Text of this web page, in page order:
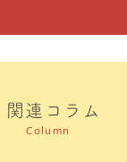
関連コラム
Column